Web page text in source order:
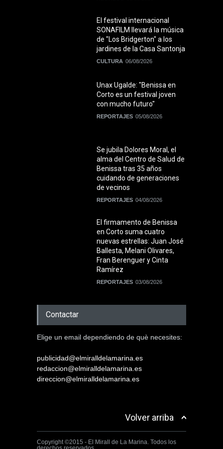
El festival internacional
SONAFILM llevará la música
de "Los Bridgerton" a los
jardines de la Casa Santonja
CULTURA 06/08/2026
Unax Ugalde: "Benissa en
Corto es un festival joven
con mucho futuro"
REPORTAJES 05/08/2026
Se jubila Dolores Moral, el
alma del Centro de Salud de
Benissa tras 35 años
cuidando de generaciones
de vecinos
REPORTAJES 04/08/2026
El firmamento de Benissa
en Corto suma cuatro
nuevas estrellas: Juan José
Ballesta, Melani Olivares,
Fran Berenguer y Cinta
Ramírez
REPORTAJES 03/08/2026
Contactar
Elige un email dependiendo de què necesites:
publicidad@elmiralldelamarina.es
redaccion@elmiralldelamarina.es
direccion@elmiralldelamarina.es
Volver arriba
Copyright ©2015 - El Mirall de La Marina. Todos los